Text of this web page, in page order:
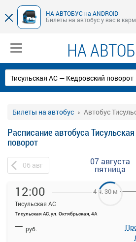
НА-АВТОБУС на ANDROID
Билеты на автобус у вас в
НА
Билеты на автобус Автобус
Расписание автобуса
поворот
06 авг 07 августа
пятница
12:00
Тисульская АС
Тисульская АС, ул. Октябрьская, 4А
4 ч. 30 м
— руб.
На данной странице вы можете
купить билет онлайн на автобус
поворот.